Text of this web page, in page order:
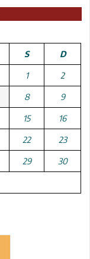
S D
1 2
8 9
15 16
22 23
29 30